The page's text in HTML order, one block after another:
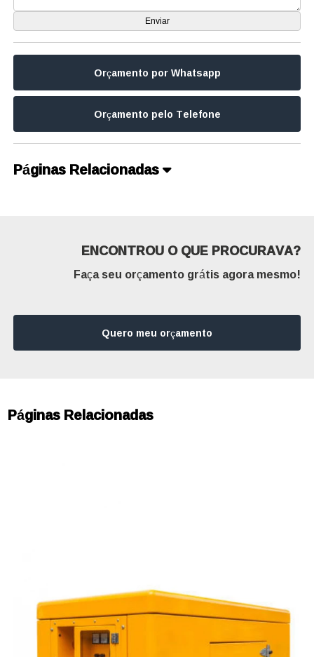
Orçamento por Whatsapp
Orçamento pelo Telefone
Páginas Relacionadas
ENCONTROU O QUE PROCURAVA?
Faça seu orçamento grátis agora mesmo!
Quero meu orçamento
Páginas Relacionadas